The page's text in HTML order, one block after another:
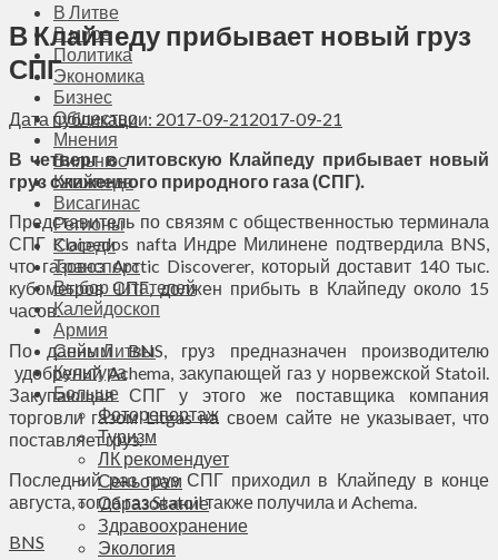
В Литве
В мире
Политика
Экономика
Бизнес
Общество
Мнения
Вильнюс
Клайпеда
Висагинас
Регионы
Соседи
Транспорт
Выбор читателей
Калейдоскоп
Армия
Сейм Литвы
Культура
Больше
Фоторепортаж
Туризм
ЛК рекомендует
Сеньорам
Образование
Здравоохранение
Экология
В Клайпеду прибывает новый груз
СПГ
Дата публикации: 2017-09-212017-09-21
В четверг в литовскую Клайпеду прибывает новый
груз сжиженного природного газа (СПГ).
Представитель по связям с общественностью терминала
СПГ Klaipedos nafta Индре Милинене подтвердила BNS,
что газовоз Arctic Discoverer, который доставит 140 тыс.
кубометров СПГ, должен прибыть в Клайпеду около 15
часов.
По данным BNS, груз предназначен производителю
удобрений Achema, закупающей газ у норвежской Statoil.
Закупающая СПГ у этого же поставщика компания
торговли газом Litgas на своем сайте не указывает, что
поставляет груз.
Последний раз груз СПГ приходил в Клайпеду в конце
августа, тогда газ Statoil также получила и Achema.
BNS